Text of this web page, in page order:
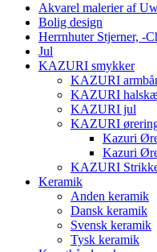
Akvarel malerier af
Bolig design
Herrnhuter Stjerner, -
Jul
KAZURI smykker
KAZURI
KAZURI
KAZURI jul
KAZURI
Kazuri
Kazuri
KAZURI
Keramik
Anden keramik
Dansk keramik
Svensk keramik
Tysk keramik